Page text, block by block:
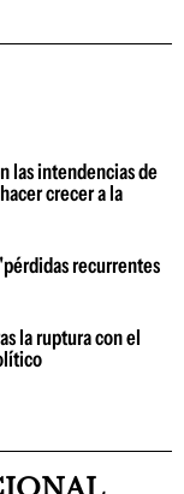
las intendencias de
crecer a la
recurrentes
la ruptura con el